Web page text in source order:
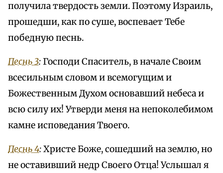
получила твердость земли. Поэтому Израиль,
прошедши, как по суше, воспевает Тебе
победную песнь.
Песнь 3:Господи Спаситель, в начале Своим
всесильным словом и всемогущим и
Божественным Духом основавший небеса и
всю силу их! Утверди меня на непоколебимом
камне исповедания Твоего.
Песнь 4:Христе Боже, сошедший на землю, но
не оставивший недр Своего Отца! Услышал я